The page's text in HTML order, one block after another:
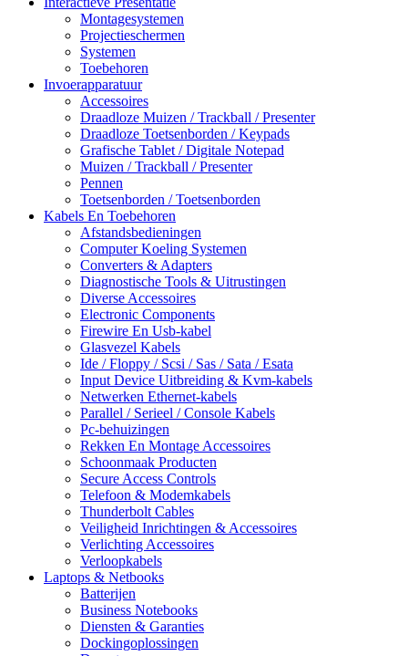
Montagesystemen
Projectieschermen
Systemen
Toebehoren
Invoerapparatuur
Accessoires
Draadloze Muizen / Trackball / Presenter
Draadloze Toetsenborden / Keypads
Grafische Tablet / Digitale Notepad
Muizen / Trackball / Presenter
Pennen
Toetsenborden / Toetsenborden
Kabels En Toebehoren
Afstandsbedieningen
Computer Koeling Systemen
Converters & Adapters
Diagnostische Tools & Uitrustingen
Diverse Accessoires
Electronic Components
Firewire En Usb-kabel
Glasvezel Kabels
Ide / Floppy / Scsi / Sas / Sata / Esata
Input Device Uitbreiding & Kvm-kabels
Netwerken Ethernet-kabels
Parallel / Serieel / Console Kabels
Pc-behuizingen
Rekken En Montage Accessoires
Schoonmaak Producten
Secure Access Controls
Telefoon & Modemkabels
Thunderbolt Cables
Veiligheid Inrichtingen & Accessoires
Verlichting Accessoires
Verloopkabels
Laptops & Netbooks
Batterijen
Business Notebooks
Diensten & Garanties
Dockingoplossingen